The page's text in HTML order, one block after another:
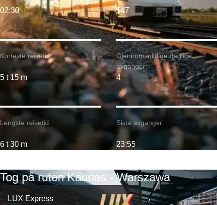
Korteste reisetid:
5 t 15 m
02:30
Lengste reisetid:
6 t 30 m
$47
Gjennomsnittlige daglige
avganger:
4
Siste avganger:
23:55
Tog på ruten Kaunas - Warszawa
LUX Express